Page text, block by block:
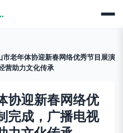
限公司
市老年体协迎新春网络优秀节目展演
营助力文化传承
协迎新春网络优
完成，广播电视